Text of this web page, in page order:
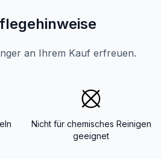
an Ihrem Kauf erfreuen.
Nicht für chemisches Reinigen
geeignet